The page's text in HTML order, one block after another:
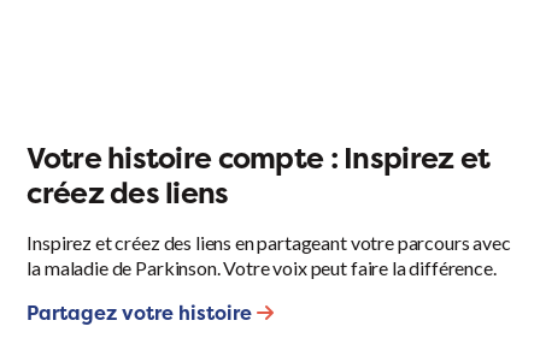
Votre histoire compte : Inspirez et
créez des liens
Inspirez et créez des liens en partageant votre parcours avec
la maladie de Parkinson. Votre voix peut faire la différence.
Partagez votre histoire